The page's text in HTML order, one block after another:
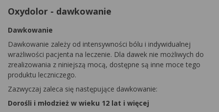
Oxydolor - dawkowanie
Dawkowanie
Dawkowanie zależy od intensywności bólu i indywidualnej
wrażliwości pacjenta na leczenie. Dla dawek nie możliwych do
zrealizowania z niniejszą mocą, dostępne są inne moce tego
produktu leczniczego.
Zazwyczaj zaleca się następujące dawkowanie:
Dorośli i młodzież w wieku 12 lat i więcej